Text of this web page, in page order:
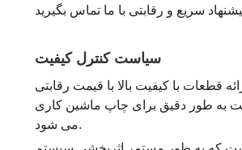
سیاست کنترل کیفیت
قطعات با کیفیت بالا با قیمت رقابتی
طور دقیق برای چاپ ماشین کاری
می شود.